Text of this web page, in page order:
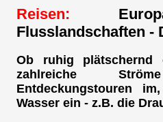
Reisen:
Flusslandschaften -
Ob ruhig
zahlreiche
Entdeckungstouren
Wasser ein - z.B. die